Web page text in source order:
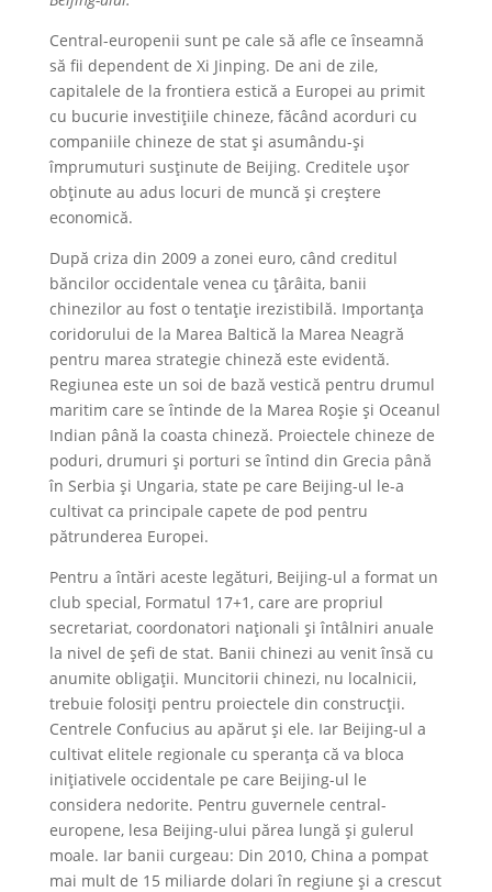
Central-europenii sunt pe cale să afle ce înseamnă
să fii dependent de Xi Jinping. De ani de zile,
capitalele de la frontiera estică a Europei au primit
cu bucurie investițiile chineze, făcând acorduri cu
companiile chineze de stat și asumându-și
împrumuturi susținute de Beijing. Creditele ușor
obținute au adus locuri de muncă și creștere
economică.
După criza din 2009 a zonei euro, când creditul
băncilor occidentale venea cu țârâita, banii
chinezilor au fost o tentație irezistibilă. Importanța
coridorului de la Marea Baltică la Marea Neagră
pentru marea strategie chineză este evidentă.
Regiunea este un soi de bază vestică pentru drumul
maritim care se întinde de la Marea Roșie și Oceanul
Indian până la coasta chineză. Proiectele chineze de
poduri, drumuri și porturi se întind din Grecia până
în Serbia și Ungaria, state pe care Beijing-ul le-a
cultivat ca principale capete de pod pentru
pătrunderea Europei.
Pentru a întări aceste legături, Beijing-ul a format un
club special, Formatul 17+1, care are propriul
secretariat, coordonatori naționali și întâlniri anuale
la nivel de șefi de stat. Banii chinezi au venit însă cu
anumite obligații. Muncitorii chinezi, nu localnicii,
trebuie folosiți pentru proiectele din construcții.
Centrele Confucius au apărut și ele. Iar Beijing-ul a
cultivat elitele regionale cu speranța că va bloca
inițiativele occidentale pe care Beijing-ul le
considera nedorite. Pentru guvernele central-
europene, lesa Beijing-ului părea lungă și gulerul
moale. Iar banii curgeau: Din 2010, China a pompat
mai mult de 15 miliarde dolari în regiune și a crescut